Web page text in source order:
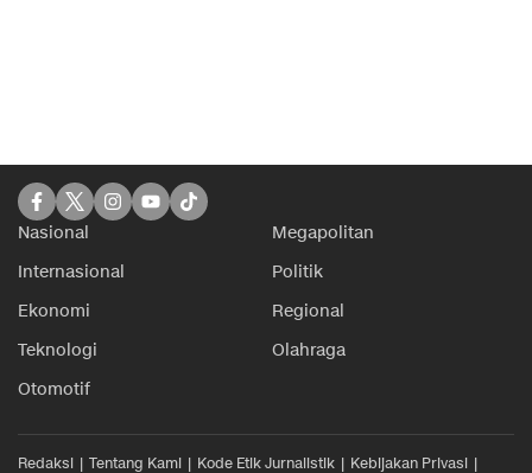
Nasional
Megapolitan
Internasional
Politik
Ekonomi
Regional
Teknologi
Olahraga
Otomotif
Redaksi Tentang Kami Kode Etik Jurnalistik Kebijakan Privasi